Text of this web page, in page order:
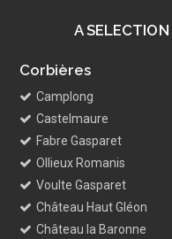
A
Corbières
Camplong
Castelmaure
Fabre Gasparet
Ollieux Romanis
Voulte Gasparet
Château Haut Gléon
Château la Baronne